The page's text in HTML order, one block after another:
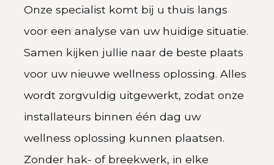
Onze specialist komt bij u thuis langs
voor een analyse van uw huidige situatie.
Samen kijken jullie naar de beste plaats
voor uw nieuwe wellness oplossing. Alles
wordt zorgvuldig uitgewerkt, zodat onze
installateurs binnen één dag uw
wellness oplossing kunnen plaatsen.
Zonder hak- of breekwerk, in elke